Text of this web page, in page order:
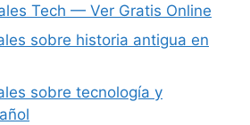
Tech — Ver Gratis Online
sobre historia antigua en
sobre tecnología y